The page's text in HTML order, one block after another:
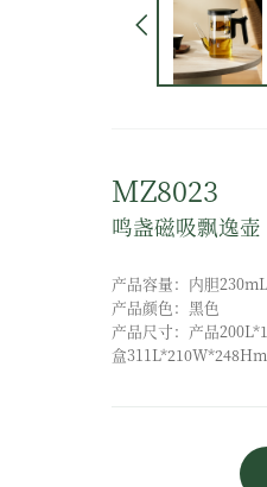
MZ8023
鸣盏磁吸飘逸壶
产品容量：内胆
产品颜色：黑色
产品尺寸：产品
盒